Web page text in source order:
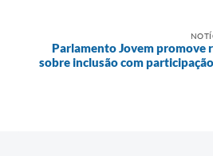
Parlamento Jovem promove
sobre inclusão com